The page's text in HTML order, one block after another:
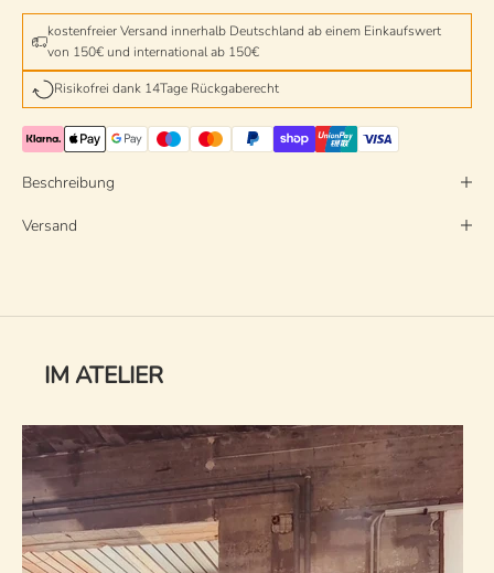
kostenfreier Versand innerhalb Deutschland ab einem Einkaufswert
von 150€ und international ab 150€
Risikofrei dank 14Tage Rückgaberecht
Beschreibung
Versand
IM ATELIER